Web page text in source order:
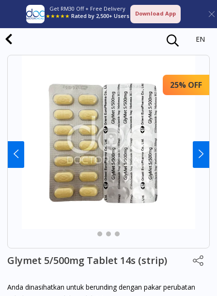
Get RM30 Off + Free Delivery
★★★★★ Rated by 2,500+ Users Download App
EN
25% OFF
Glymet 5/500mg Tablet 14s (strip)
Anda dinasihatkan untuk berunding dengan pakar perubatan